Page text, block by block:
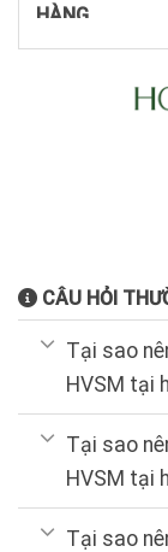
HÀNG
CÂU HỎI
Tại sao
HVSM tại
Tại sao
HVSM tại
Tại sao